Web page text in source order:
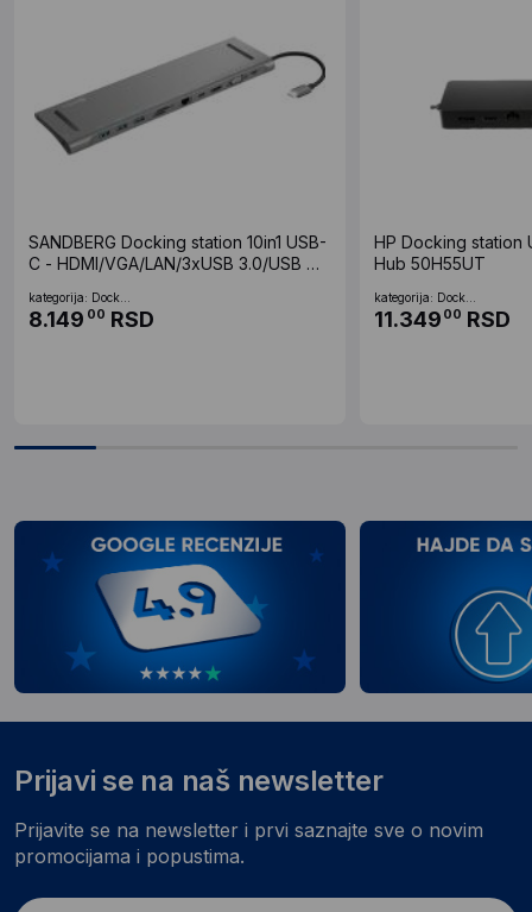
SANDBERG Docking station 10in1 USB-
C - HDMI/VGA/LAN/3xUSB 3.0/USB C
kategorija: Dock...
8.149 00 RSD
HP Docking station
Hub 50H55UT
kategorija: Dock...
11.349 00 RSD
Prijavi se na naš newsletter
Prijavite se na newsletter i prvi saznajte sve o novim
promocijama i popustima.